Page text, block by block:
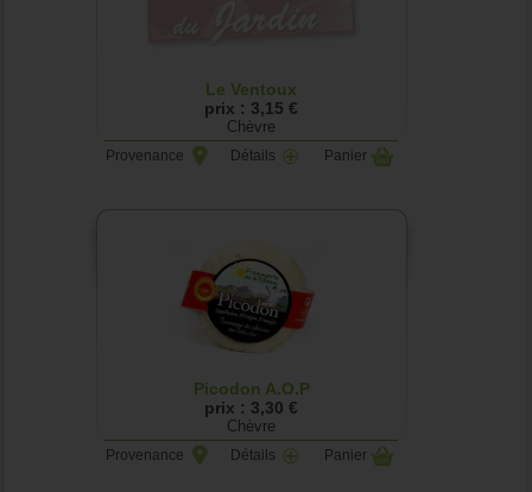
Le Ventoux
prix : 3,15 €
Chèvre
Provenance Détails Panier
Picodon A.O.P
prix : 3,30 €
Chèvre
Provenance Détails Panier